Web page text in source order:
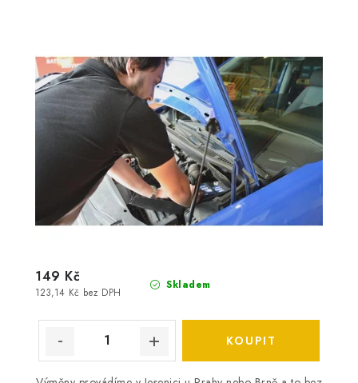
Skladem
123,14 Kč bez DPH
149 Kč